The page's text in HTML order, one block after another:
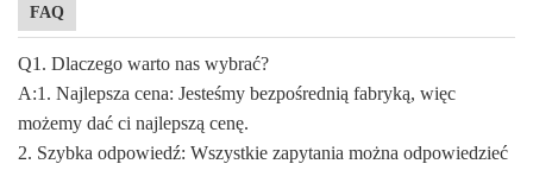
FAQ
Q1. Dlaczego warto nas wybrać?
A:1. Najlepsza cena: Jesteśmy bezpośrednią fabryką, więc
możemy dać ci najlepszą cenę.
2. Szybka odpowiedź: Wszystkie zapytania można odpowiedzieć